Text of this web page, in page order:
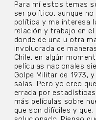
Para mí estos temas
ser político, aunque
política y me interesa
relación y trabajo en
donde de una u otra
involucrada de
Chile, en algún
películas nacionales
Golpe Militar de 1973,
salas. Pero yo creo
errada por
más películas sobre
que son difíciles y